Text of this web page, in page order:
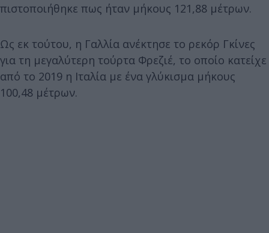
πιστοποιήθηκε πως ήταν μήκους 121,88 μέτρων.
Ως εκ τούτου, η Γαλλία ανέκτησε το ρεκόρ Γκίνες
για τη μεγαλύτερη τούρτα Φρεζιέ, το οποίο κατείχε
από το 2019 η Ιταλία με ένα γλύκισμα μήκους
100,48 μέτρων.